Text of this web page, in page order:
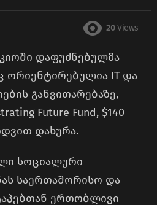
20 Views
დაფუძნებულმა
ორიენტირებულია IT და
განვითარებაზე,
Future Fund, $140
დახურა.
სოციალური
საერთაშორისო და
ერთობლივი